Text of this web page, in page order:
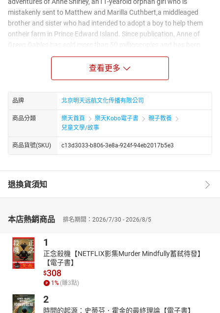
mistakenly sent to Matthew and Marilla Cuthbert,a middleaged
brother and sister who had intended to adopt a boy to help them
ontheir farm in Prince Edward Island. Since publication, Anne of
translated into 20 languages." The original book is taught to
students around the world. It has beenadapted as film, made-for-
television movies, and animated live-actiontelevision series. Plays
Canada since 1964 of the first musical production, which has
touredin Canada, the United States, Europe and Japan.
查看更多
品牌 北京明天远航文化传播有限公司
商品分類 樂天首頁 樂天Kobo電子書
親子教養
兒童文學/故事
商品貨號(SKU) c13d3033-b806-3e8a-924f-94eb2017b5e3
退換貨須知
本店熱銷商品 排名期間：2026/7/30 - 2026/8/5
1
正念殺機【NETFLIX影集Murder Mindfully蓄弒待發】
【電子書】
$308
1 % (賺3點)
2
時間的起源：史蒂芬．霍金的最終理論【電子書】